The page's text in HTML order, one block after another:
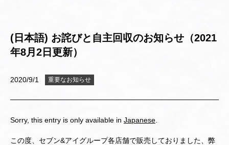
(日本語) お詫びと自主回収のお知らせ（2021
年8月2日更新）
2020/9/1 重要なお知らせ
Sorry, this entry is only available in Japanese
この度、セブン&アイグループ各店舗で販売しておりました、弊